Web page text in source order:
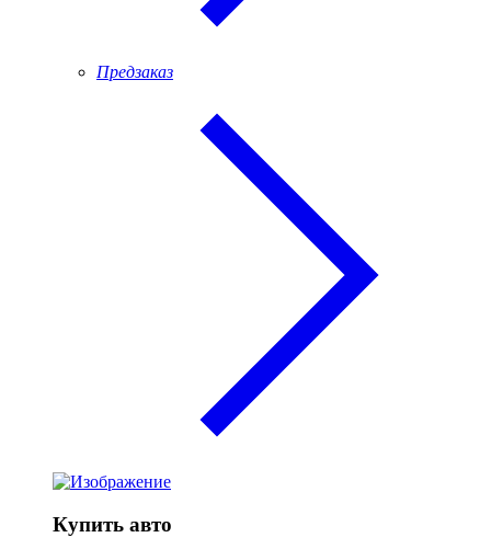
Предзаказ
Купить авто